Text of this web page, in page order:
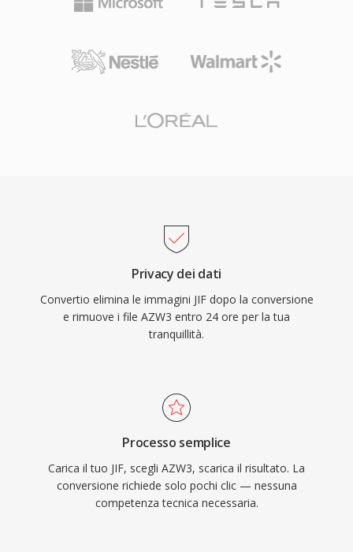
Privacy dei dati
Convertio elimina le immagini JIF dopo la conversione
e rimuove i file AZW3 entro 24 ore per la tua
tranquillità.
Processo semplice
Carica il tuo JIF, scegli AZW3, scarica il risultato. La
conversione richiede solo pochi clic — nessuna
competenza tecnica necessaria.